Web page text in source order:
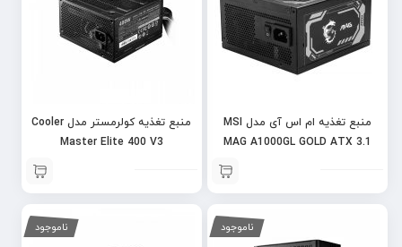
منبع تغذیه ام اس آی مدل MSI
MAG A1000GL GOLD ATX 3.1
منبع تغذیه کولرمستر مدل Cooler
Master Elite 400 V3
ناموجود ناموجود